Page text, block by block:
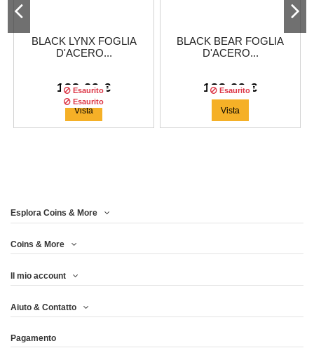
BLACK LYNX FOGLIA
D'ACERO...
133,29 €
Esaurito
Vista
BLACK BEAR FOGLIA
D'ACERO...
133,29 €
Esaurito
Vista
Tiratura:
FOGLIA D'ACERO...
Esaurito
Esplora Coins & More
Coins & More
Il mio account
Aiuto & Contatto
Pagamento